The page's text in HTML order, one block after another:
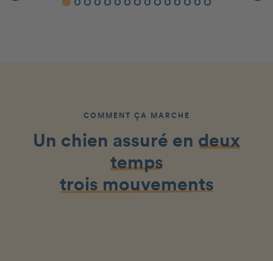
COMMENT ÇA MARCHE
Un chien assuré en deux
temps
trois mouvements